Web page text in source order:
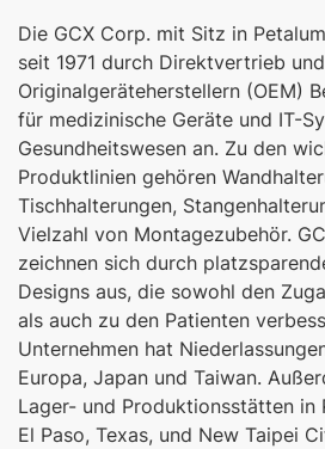
Die GCX Corp. mit Sitz in
seit 1971 durch Direktvertrieb
Originalgeräteherstellern (OEM)
für medizinische Geräte und IT-
Gesundheitswesen an. Zu den
Produktlinien gehören
Tischhalterungen,
Vielzahl von Montagezubehör.
zeichnen sich durch
Designs aus, die sowohl den
als auch zu den Patienten
Unternehmen hat
Europa, Japan und Taiwan.
Lager- und Produktionsstätten in
El Paso, Texas, und New Taipei